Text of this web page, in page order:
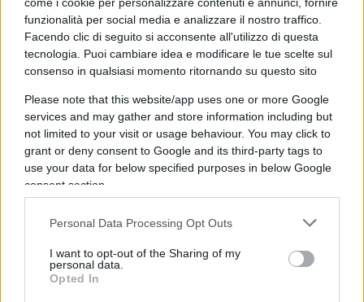
funzionalità per social media e analizzare il nostro traffico.
Facendo clic di seguito si acconsente all'utilizzo di questa
tecnologia. Puoi cambiare idea e modificare le tue scelte sul
consenso in qualsiasi momento ritornando su questo sito
Please note that this website/app uses one or more Google
services and may gather and store information including but
not limited to your visit or usage behaviour. You may click to
grant or deny consent to Google and its third-party tags to
use your data for below specified purposes in below Google
consent section.
Personal Data Processing Opt Outs
I want to opt-out of the Sharing of my
personal data.
Opted In
Come molti di voi sapranno, al momento dei
funerali, Almirante entrò nella camera ardente di
Berlinguer per rendere omaggio al suo avversario,
un gesto simbolico con cui si concluse la lunga
corrispondenza che i due avevano intrattenuto
durante gli anni di piombo perarginare gli
opposti estremismi
Antonio Padellaroin un suo libro (“Il gesto di
Almirante e Berlinguer”,Paper First